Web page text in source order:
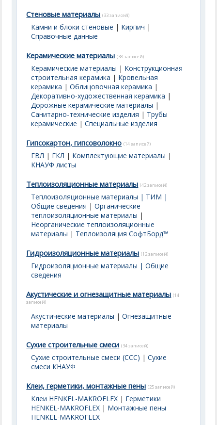
Стеновые материалы (33 записей)
Камни и блоки стеновые | Кирпич |
Справочные данные
Керамические материалы (38 записей)
Керамические материалы | Конструкционная
строительная керамика | Кровельная
керамика |Облицовочная керамика |
Декоративно-художественная керамика |
Дорожные керамические материалы |
Санитарно-технические изделия | Трубы
керамические |Специальные изделия
Гипсокартон, гипсоволокно (14 записей)
ГВЛ | ГКЛ | Комплектующие материалы |
КНАУФ листы
Теплоизоляционные материалы (42 записей)
Теплоизоляционные материалы | ТИМ |
Общие сведения |Органические
теплоизоляционные материалы |
Неорганические теплоизоляционные
материалы | Теплоизоляция СофтБорд™
Гидроизоляционные материалы (12 записей)
Гидроизоляционные материалы | Общие
сведения
Акустические и огнезащитные материалы (14
записей)
Акустические материалы |Огнезащитные
материалы
Сухие строительные смеси (34 записей)
Сухие строительные смеси (ССС) |Сухие
смеси КНАУФ
Клеи, герметики, монтажные пены (25 записей)
Клеи HENKEL-MAKROFLEX | Герметики
HENKEL-MAKROFLEX | Монтажные пены
HENKEL-MAKROFLEX